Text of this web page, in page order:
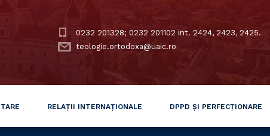
0232 201328; 0232 201102 int. 2424, 2423, 2425.
teologie.ortodoxa@uaic.ro
RELAȚII INTERNAȚIONALE DPPD ȘI PERFECȚIONARE